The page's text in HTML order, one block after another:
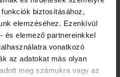
biztosításához,
elemzéséhez. Ezenkívül
és elemező partnereinkkel
vonatkozó
az adatokat más olyan
meg számukra vagy az
piskóta
Ft